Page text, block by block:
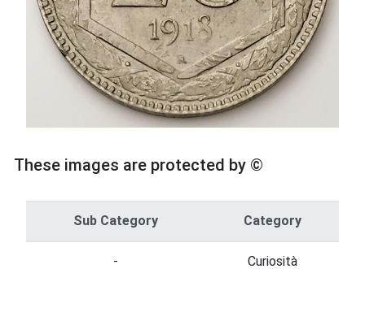
These images are protected by ©
Sub Category Category
- Curiosità